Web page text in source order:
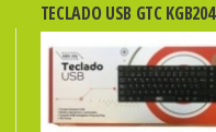
TECLADO USB GTC KGB204